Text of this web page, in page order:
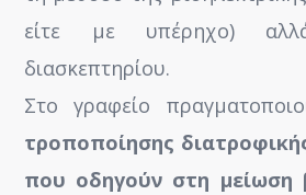
είτε με υπέρηχο)
διασκεπτηρίου.
Στο γραφείο
τροποποίησης
που οδηγούν στη μείωση